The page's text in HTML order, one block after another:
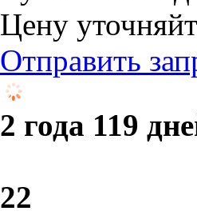
Цену
Отправить
2 года 119
22